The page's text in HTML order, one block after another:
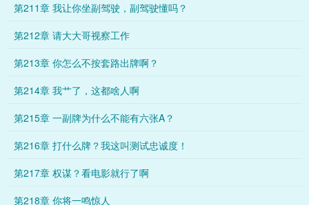
第211章 我让你坐副驾驶，副驾驶懂吗？
第212章 请大大哥视察工作
第213章 你怎么不按套路出牌啊？
第214章 我艹了，这都啥人啊
第215章 一副牌为什么不能有六张A？
第216章 打什么牌？我这叫测试忠诚度！
第217章 权谋？看电影就行了啊
第218章 你将一鸣惊人